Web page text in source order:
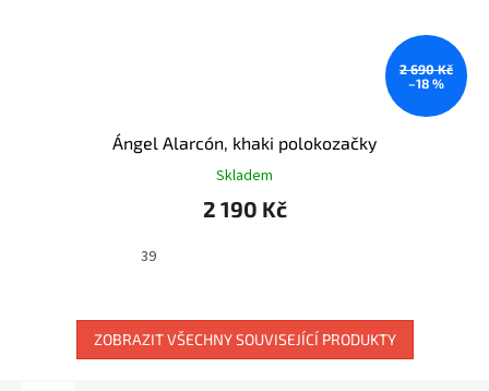
2 690 Kč
–18 %
Ángel Alarcón, khaki polokozačky
Skladem
2 190 Kč
39
ZOBRAZIT VŠECHNY SOUVISEJÍCÍ PRODUKTY